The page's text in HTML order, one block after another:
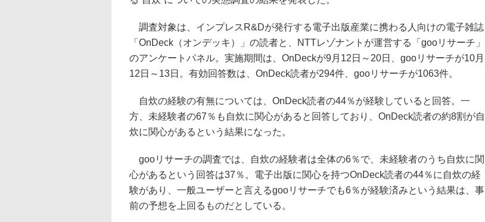
調査対象は、インプレスR&Dが発行する電子出版産業に携わる人向けの電子雑誌
「OnDeck（オンデッキ）」の読者と、NTTレゾナントが運営する「gooリサーチ」
のアンケートパネル。実施期間は、OnDeckが9月12日～20日、gooリサーチが10月
12日～13日。有効回答数は、OnDeck読者が294件、gooリサーチが1063件。
自炊の経験の有無については、OnDeck読者の44％が経験していると回答。一
方、未経験者の67％も自炊に関心があると回答しており、OnDeck読者の約8割が自
炊に関心があるという結果になった。
gooリサーチの調査では、自炊の経験者は全体の6％で、未経験者のうち自炊に関
心があるという回答は37％。電子出版に関心を持つOnDeck読者の44％に自炊の経
験があり、一般ユーザーと言えるgooリサーチでも6％が経験済みという結果は、事
前の予想を上回るものだとしている。